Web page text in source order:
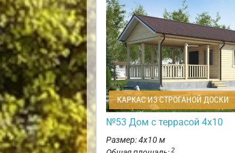
КАРКАС ИЗ СТРОГАНОЙ ДОСКИ
№53 Дом с террасой 4х10
Размер: 4х10 м
2